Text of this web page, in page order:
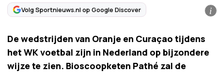
Volg Sportnieuws.nl op Google Discover i
De wedstrijden van Oranje en Curaçao tijdens
het WK voetbal zijn in Nederland op bijzondere
wijze te zien. Bioscoopketen Pathé zal de